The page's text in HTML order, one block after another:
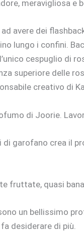
meravigliosa e
avere dei
lungo i confini.
cespuglio di
superiore delle
creativo di
di Joorie.
di garofano crea il
fruttate, quasi
un bellissimo
desiderare di più.